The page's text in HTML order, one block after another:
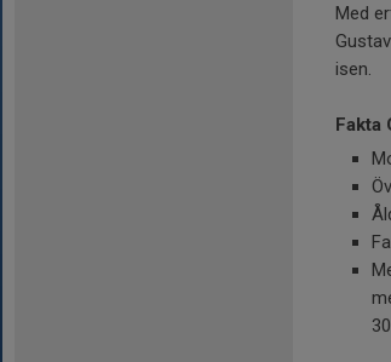
Med
isen.
Fakta